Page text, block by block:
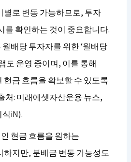
별로 변동 가능하므로, 투자
를 확인하는 것이 중요합니다.
배당 투자자를 위한 ‘월배당
도 운영 중이며, 이를 통해
금 흐름을 확보할 수 있도록
처: 미래에셋자산운용 뉴스,
식iN).
현금 흐름을 원하는
하지만, 분배금 변동 가능성도